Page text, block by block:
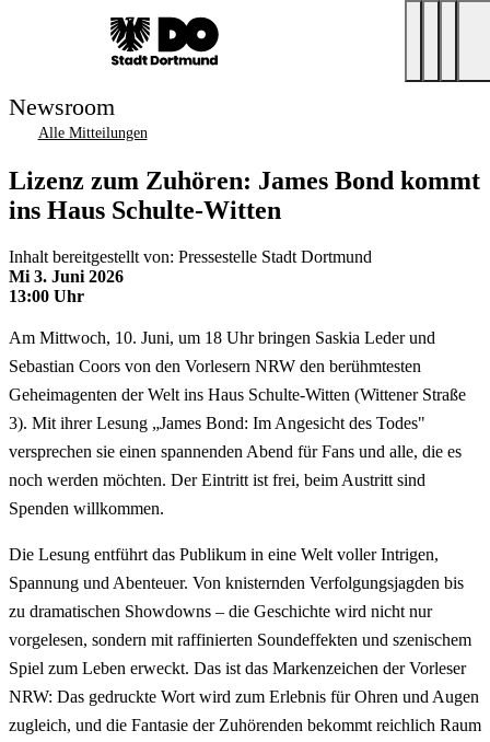
Newsroom
Alle Mitteilungen
Lizenz zum Zuhören: James Bond kommt
ins Haus Schulte-Witten
Inhalt bereitgestellt von: Pressestelle Stadt Dortmund
Mi 3. Juni 2026
13:00 Uhr
Am Mittwoch, 10. Juni, um 18 Uhr bringen Saskia Leder und
Sebastian Coors von den Vorlesern NRW den berühmtesten
Geheimagenten der Welt ins Haus Schulte-Witten (Wittener Straße
3). Mit ihrer Lesung „James Bond: Im Angesicht des Todes"
versprechen sie einen spannenden Abend für Fans und alle, die es
noch werden möchten. Der Eintritt ist frei, beim Austritt sind
Spenden willkommen.
Die Lesung entführt das Publikum in eine Welt voller Intrigen,
Spannung und Abenteuer. Von knisternden Verfolgungsjagden bis
zu dramatischen Showdowns – die Geschichte wird nicht nur
vorgelesen, sondern mit raffinierten Soundeffekten und szenischem
Spiel zum Leben erweckt. Das ist das Markenzeichen der Vorleser
NRW: Das gedruckte Wort wird zum Erlebnis für Ohren und Augen
zugleich, und die Fantasie der Zuhörenden bekommt reichlich Raum